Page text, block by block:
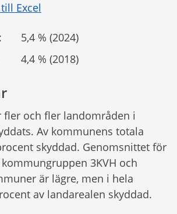
Excel
5,4 % (2024)
4,4 % (2018)
fler och fler landområden i
Av kommunens totala
skyddad. Genomsnittet för
3KVH och
är lägre, men i hela
av landarealen skyddad.